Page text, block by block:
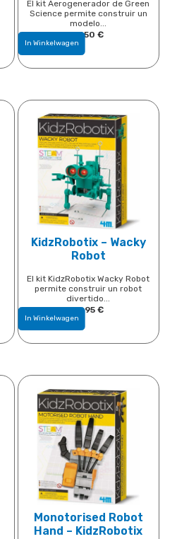
El kit Aerogenerador de Green
Science permite construir un
modelo...
17,50​€
In Winkelwagen
KidzRobotix – Wacky
Robot
El kit KidzRobotix Wacky Robot
permite construir un robot
divertido...
16,95​€
In Winkelwagen
Monotorised Robot
Hand – KidzRobotix